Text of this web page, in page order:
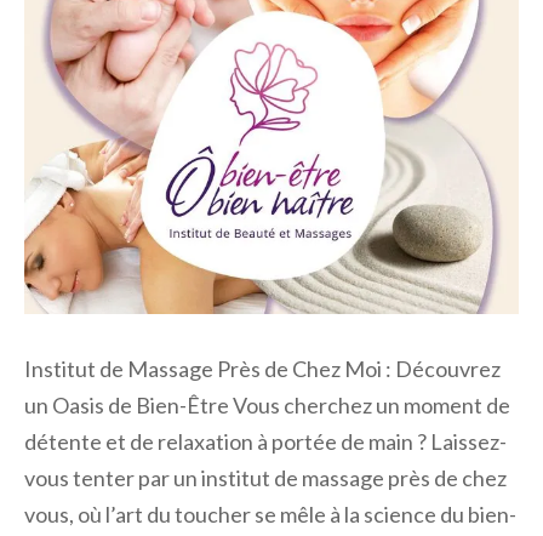
Institut de Massage Près de Chez Moi : Découvrez
un Oasis de Bien-Être Vous cherchez un moment de
détente et de relaxation à portée de main ? Laissez-
vous tenter par un institut de massage près de chez
vous, où l’art du toucher se mêle à la science du bien-